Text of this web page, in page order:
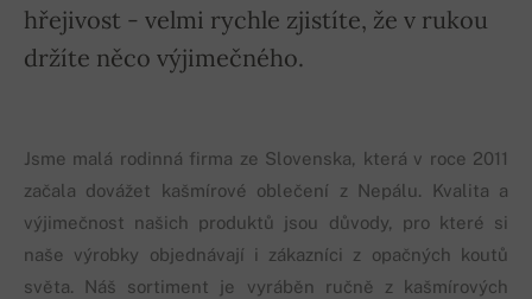
hřejivost - velmi rychle zjistíte, že v rukou
držíte něco výjimečného.
Jsme malá rodinná firma ze Slovenska, která v roce 2011
začala dovážet kašmírové oblečení z Nepálu. Kvalita a
výjimečnost našich produktů jsou důvody, pro které si
naše výrobky objednávají i zákazníci z opačných koutů
světa. Náš sortiment je vyráběn ručně z kašmírových